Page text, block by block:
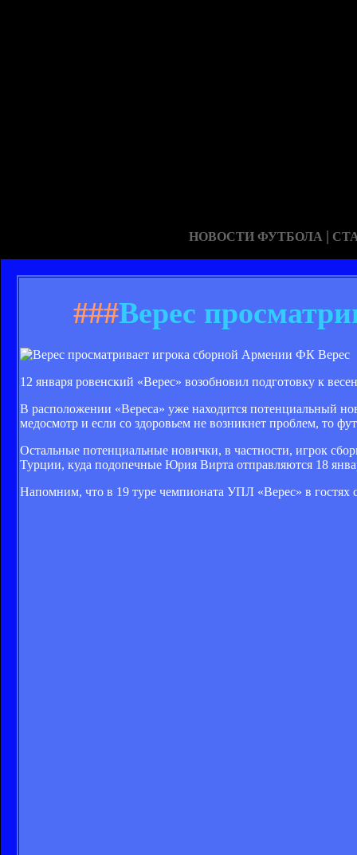
НОВОСТИ ФУТБОЛА |
###Верес
ФК Верес
12 января ровенский «Верес» возобновил подготовку к
В расположении «Вереса» уже находится потенциальный
медосмотр и если со здоровьем не возникнет проблем, то
Остальные потенциальные новички, в частности, игрок
Турции, куда подопечные Юрия Вирта отправляются 18
Напомним, что в 19 туре чемпионата УПЛ «Верес» в гостях